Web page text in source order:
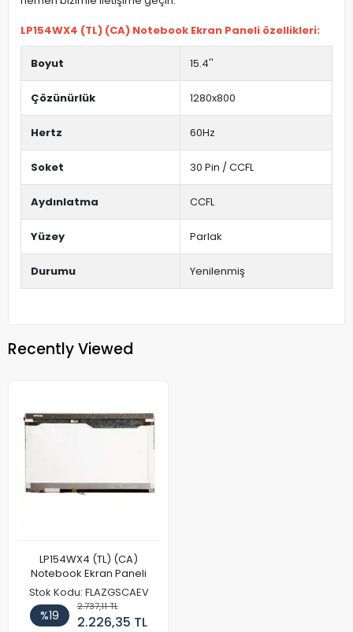
LP154WX4 (TL) (CA) Notebook Ekran Paneli özellikleri:
Boyut 15.4''
Çözünürlük 1280x800
Hertz 60Hz
Soket 30 Pin / CCFL
Aydınlatma CCFL
Yüzey Parlak
Durumu Yenilenmiş
Recently Viewed
LP154WX4 (TL) (CA)
Notebook Ekran Paneli
Stok Kodu: FLAZGSCAEV
%19
2.737,11 TL
2.226,35 TL